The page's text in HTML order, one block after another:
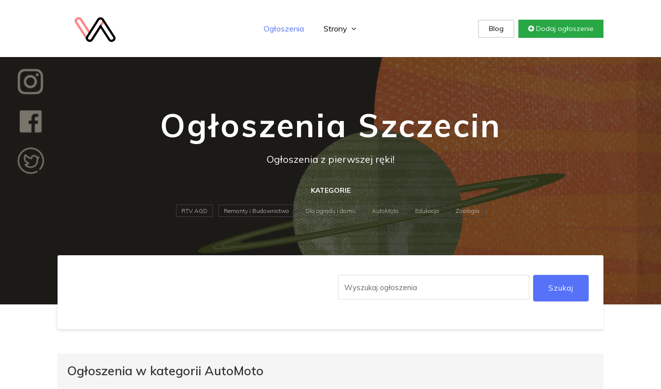
Ogłoszenia Strony Blog Dodaj ogłoszenie
Ogłoszenia Szczecin
Ogłoszenia z pierwszej ręki!
KATEGORIE
RTV AGD Remonty i Budownictwo Dla ogrodu i domu AutoMoto Edukacja Zoologia
Szukaj
Ogłoszenia w kategorii AutoMoto